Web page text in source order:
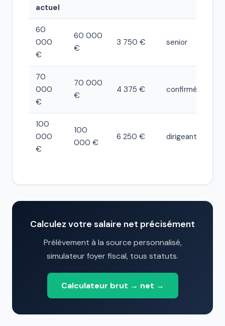
actuel
60
000
€
60 000
€
3 750 € senior
70
000
€
70 000
€
4 375 € confirmé
100
000
€
100
000 €
6 250 € dirigeant
Calculez votre salaire net précisément
Prélèvement à la source personnalisé,
simulateur foyer fiscal, tous statuts.
Calculateur brut → net →